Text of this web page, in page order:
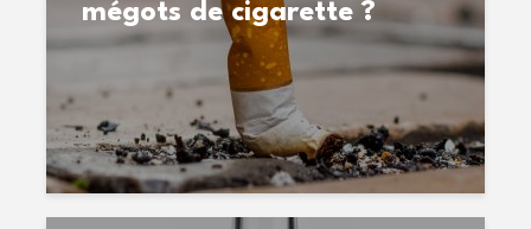
mégots de cigarette ?